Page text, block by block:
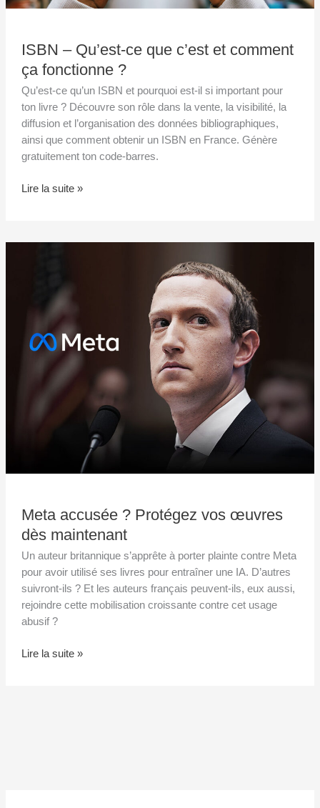
ISBN – Qu’est-ce que c’est et comment
ça fonctionne ?
Qu’est-ce qu’un ISBN et pourquoi est-il si important pour
ton livre ? Découvre son rôle dans la vente, la visibilité, la
diffusion et l’organisation des données bibliographiques,
ainsi que comment obtenir un ISBN en France. Génère
gratuitement ton code-barres.
Lire la suite »
Meta accusée ? Protégez vos œuvres
dès maintenant
Un auteur britannique s’apprête à porter plainte contre Meta
pour avoir utilisé ses livres pour entraîner une IA. D’autres
suivront-ils ? Et les auteurs français peuvent-ils, eux aussi,
rejoindre cette mobilisation croissante contre cet usage
abusif ?
Protégez
œuvres
dès
maintenant
Lire la suite »